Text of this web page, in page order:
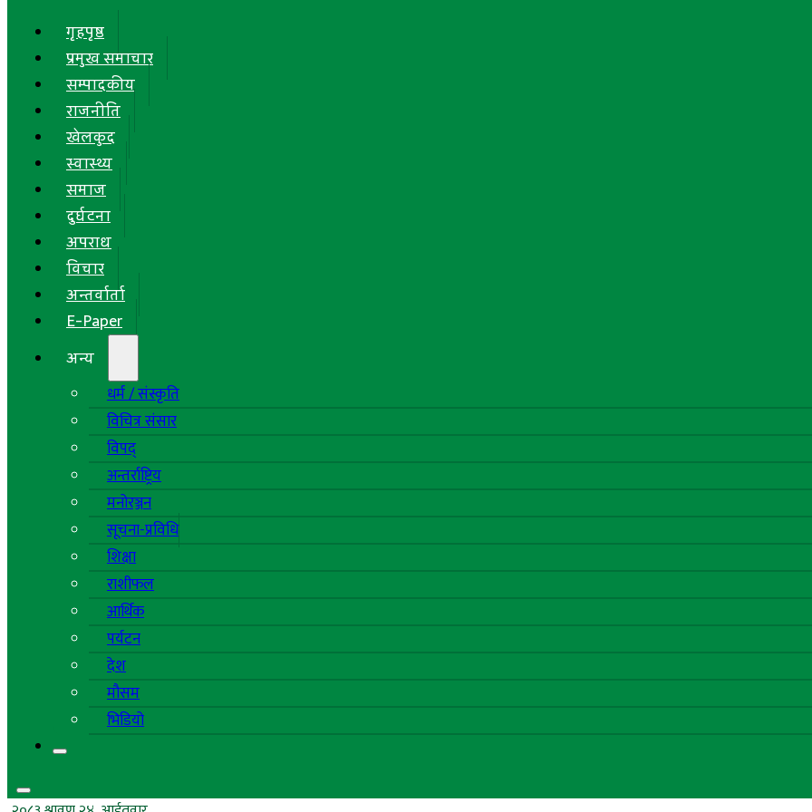
गृहपृष्ठ
प्रमुख समाचार
सम्पादकीय
राजनीति
खेलकुद
स्वास्थ्य
समाज
दुर्घटना
अपराध
विचार
अन्तर्वार्ता
E-Paper
अन्य
धर्म / संस्कृति
विचित्र संसार
विपद्
अन्तर्राष्ट्रिय
मनोरञ्जन
सूचना-प्रविधि
शिक्षा
राशीफल
आर्थिक
पर्यटन
देश
मौसम
भिडियो